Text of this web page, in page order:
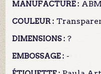
MANUFACTURE : ABM
COULEUR :
DIMENSIONS : ?
EMBOSSAGE : -